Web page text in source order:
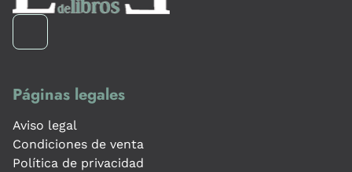
Páginas legales
Aviso legal
Condiciones de venta
Política de privacidad